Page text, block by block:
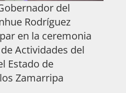
del
Rodríguez
en la ceremonia
Actividades del
Estado de
Zamarripa